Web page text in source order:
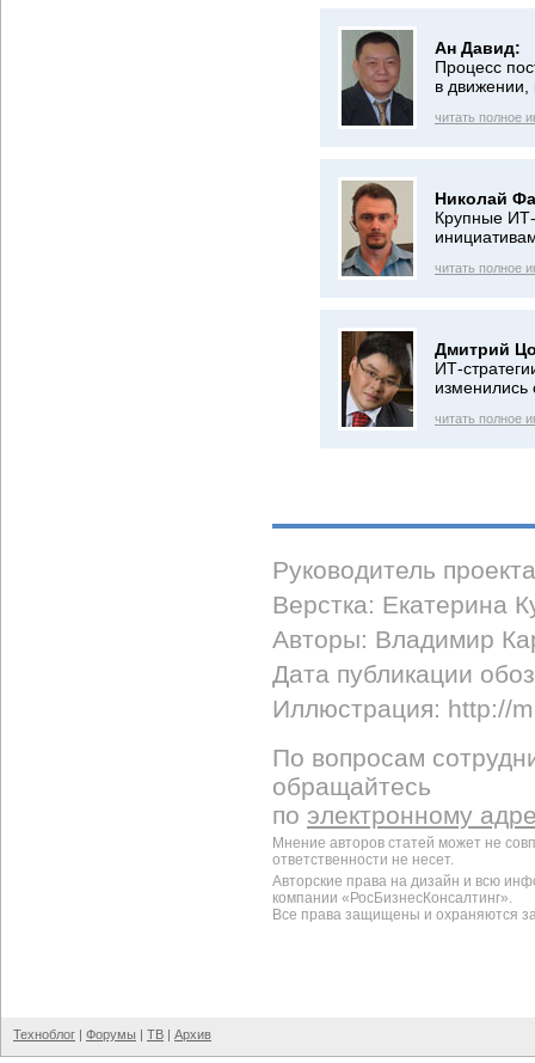
Ан Давид:
Процесс
в движении,
читать полное
Николай
Крупные
читать полное
Дмитрий
ИТ-
изменились
читать полное
Руководитель
Верстка: Екатерина
Авторы: Владимир
Дата публикации
Иллюстрация: http://
По вопросам
обращайтесь
по электронному
Мнение авторов статей может не
ответственности не несет.
Авторские права на дизайн и всю
компании «РосБизнесКонсалтинг».
Все права защищены и охраняются
Техноблог | Форумы | ТВ | Архив